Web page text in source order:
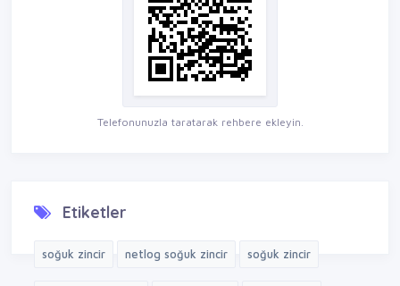
Telefonunuzla taratarak rehbere ekleyin.
Etiketler
soğuk zincir netlog soğuk zincir soğuk zincir